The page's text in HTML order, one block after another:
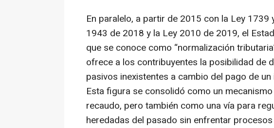
En paralelo, a partir de 2015 con la Ley 1739
1943 de 2018 y la Ley 2010 de 2019, el
que se conoce como “normalización
ofrece a los contribuyentes la posibilidad de
pasivos inexistentes a cambio del pago de
Esta figura se consolidó como un
recaudo, pero también como una vía para
heredadas del pasado sin enfrentar